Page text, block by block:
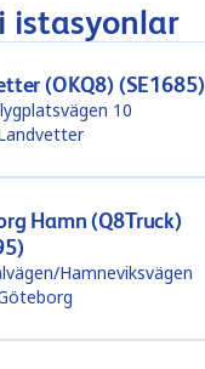
istasyonlar
(OKQ8) (SE1685)
10
Hamn (Q8Truck)
Hamneviksvägen